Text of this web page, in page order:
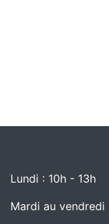
Lundi : 10h - 13h
Mardi au vendredi